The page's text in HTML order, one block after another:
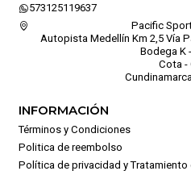
573125119637
Pacific
Autopista Medellín Km 2,5 Vía
Bodega K
Cota -
INFORMACIÓN
Términos y Condiciones
Politica de reembolso
Política de privacidad y